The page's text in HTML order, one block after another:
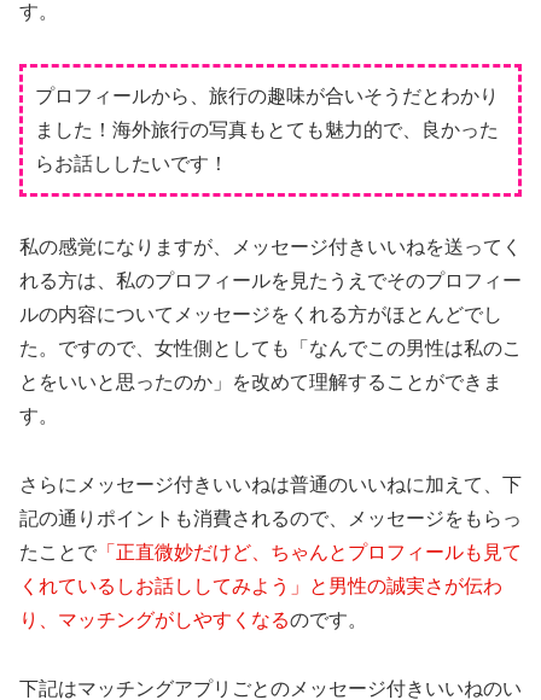
す。
プロフィールから、旅行の趣味が合いそうだとわかり
ました！海外旅行の写真もとても魅力的で、良かった
らお話ししたいです！
私の感覚になりますが、メッセージ付きいいねを送ってく
れる方は、私のプロフィールを見たうえでそのプロフィー
ルの内容についてメッセージをくれる方がほとんどでし
た。ですので、女性側としても「なんでこの男性は私のこ
とをいいと思ったのか」を改めて理解することができま
す。
さらにメッセージ付きいいねは普通のいいねに加えて、下
記の通りポイントも消費されるので、メッセージをもらっ
たことで 「正直微妙だけど、ちゃんとプロフィールも見て
くれているしお話ししてみよう」と男性の誠実さが伝わ
り、マッチングがしやすくなるのです。
下記はマッチングアプリごとのメッセージ付きいいねのい